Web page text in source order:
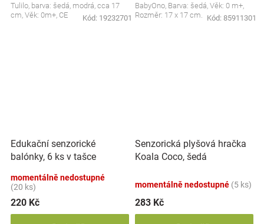
Tulilo, barva: šedá, modrá, cca 17
cm, Věk: 0m+, CE
Kód: 19232701
BabyOno, Barva: šedá, Věk: 0 m+,
Rozměr: 17 x 17 cm.
Kód: 85911301
Edukační senzorické
balónky, 6 ks v tašce
momentálně nedostupné
(20 ks)
220 Kč
Senzorická plyšová hračka
Koala Coco, šedá
momentálně nedostupné (5 ks)
283 Kč